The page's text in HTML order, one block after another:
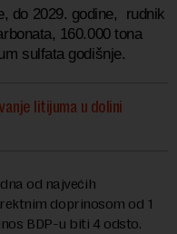
do 2029. godine, rudnik
160.000 tona
sulfata godišnje.
litijuma u dolini
od najvećih
doprinosom od 1
BDP-u biti 4 odsto.